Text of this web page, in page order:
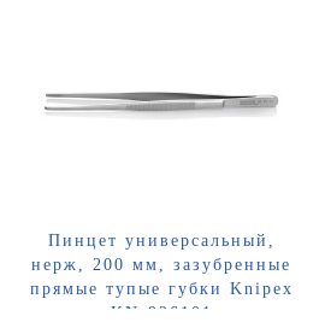
Пинцет универсальный,
нерж, 200 мм, зазубренные
прямые тупые губки Knipex
KN-926101